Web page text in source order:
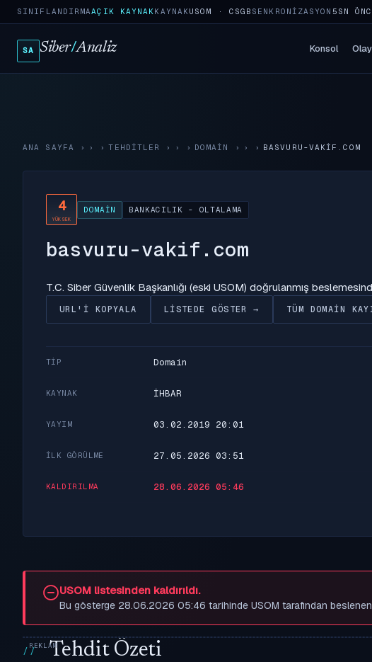
SINIFLANDIRMAAÇIK KAYNAKKAYNAKUSOM · CSGB SENKRONIZASYON 5SN
SA Siber/Analiz Konsol
ANA SAYFA › TEHDITLER › DOMAIN › BASVURU-VAKIF.COM
4
YÜKSEK
DOMAIN BANKACILIK - OLTALAMA
basvuru-vakif.com
T.C. Siber Güvenlik Başkanlığı (eski USOM) doğrulanmış
URL'I KOPYALA LISTEDE GÖSTER → TÜM DOMAIN
TIP Domain
KAYNAK İHBAR
YAYIM 03.02.2019 20:01
İLK GÖRÜLME 27.05.2026 03:51
KALDIRILMA 28.06.2026 05:46
USOM listesinden kaldırıldı.
Bu gösterge 28.06.2026 05:46 tarihinde USOM tarafından beslenen
Tehdit Özeti